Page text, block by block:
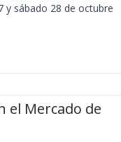
y sábado 28 de octubre
el Mercado de